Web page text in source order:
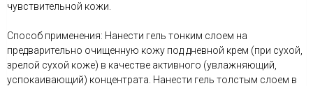
чувствительной кожи.
Способ применения: Нанести гель тонким слоем на
предварительно очищенную кожу под дневной крем (при сухой,
зрелой сухой коже) в качестве активного (увлажняющий,
успокаивающий) концентрата. Нанести гель толстым слоем в